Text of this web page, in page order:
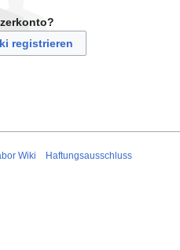
registrieren
Wiki Haftungsausschluss